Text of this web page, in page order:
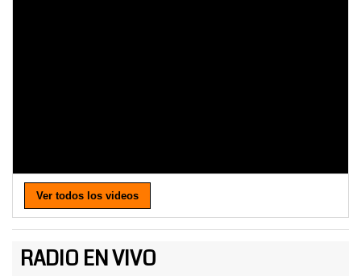
Ver todos los videos
RADIO EN VIVO